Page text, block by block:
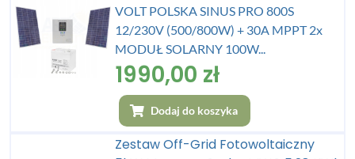
VOLT POLSKA SINUS PRO 800S
12/230V (500/800W) + 30A MPPT 2x
MODUŁ SOLARNY 100W...
1990,00 zł
Dodaj do koszyka
Zestaw Off-Grid Fotowoltaiczny